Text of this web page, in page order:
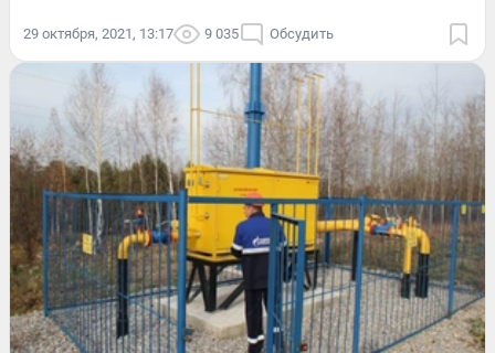
29 октября, 2021, 13:17 9 035 Обсудить